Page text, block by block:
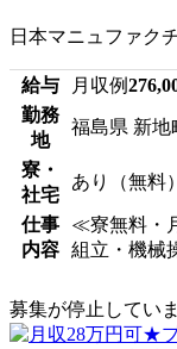
日本マニュファク
給与 月収例
勤務
地
福島県 新地
寮・
社宅
あり（無料）
仕事
内容
≪寮無料・
組立・機械
募集が停止してい